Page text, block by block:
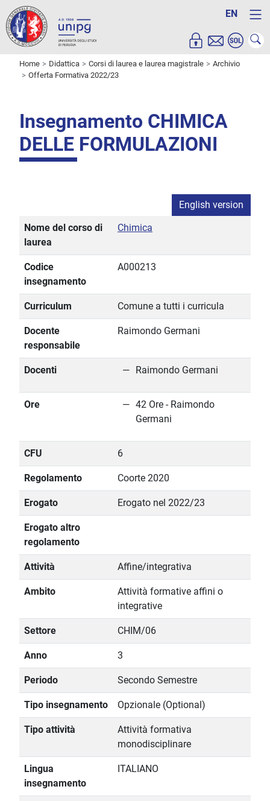
EN
Home Didattica Corsi di laurea e laurea magistrale
Archivio
Offerta Formativa 2022/23
Insegnamento CHIMICA
DELLE FORMULAZIONI
English version
Nome del corso di
laurea
Chimica
Codice
insegnamento
A000213
Curriculum Comune a tutti i curricula
Docente
responsabile
Raimondo Germani
Docenti Raimondo Germani
Ore
42 Ore - Raimondo
Germani
CFU 6
Regolamento Coorte 2020
Erogato Erogato nel 2022/23
Erogato altro
regolamento
Attività Affine/integrativa
Ambito
Attività formative affini o
integrative
Settore CHIM/06
Anno 3
Periodo Secondo Semestre
Tipo insegnamento Opzionale (Optional)
Tipo attività
Attività formativa
monodisciplinare
Lingua
insegnamento
ITALIANO